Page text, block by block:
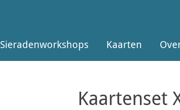
Sieradenworkshops Kaarten
Kaartenset